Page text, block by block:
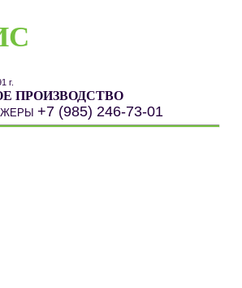
г.
ПРОИЗВОДСТВО
+7 (985) 246-73-01